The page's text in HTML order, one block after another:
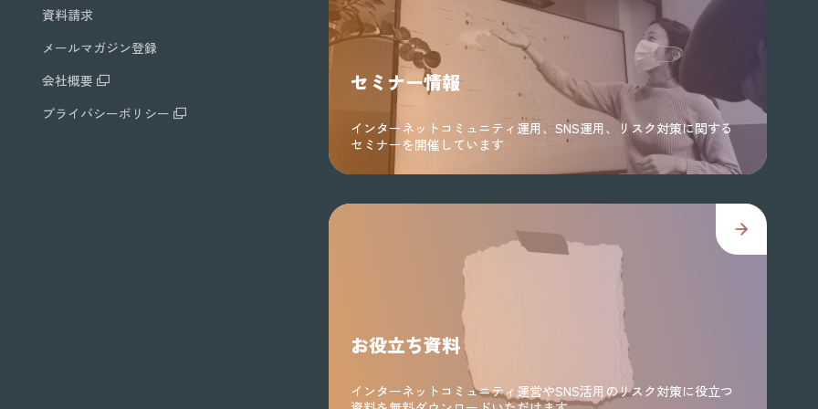
資料請求
メールマガジン登録
会社概要
プライバシーポリシー
セミナー情報
インターネットコミュニティ運用、SNS運用、リスク対策に関する
セミナーを開催しています
お役立ち資料
インターネットコミュニティ運営やSNS活用のリスク対策に役立つ